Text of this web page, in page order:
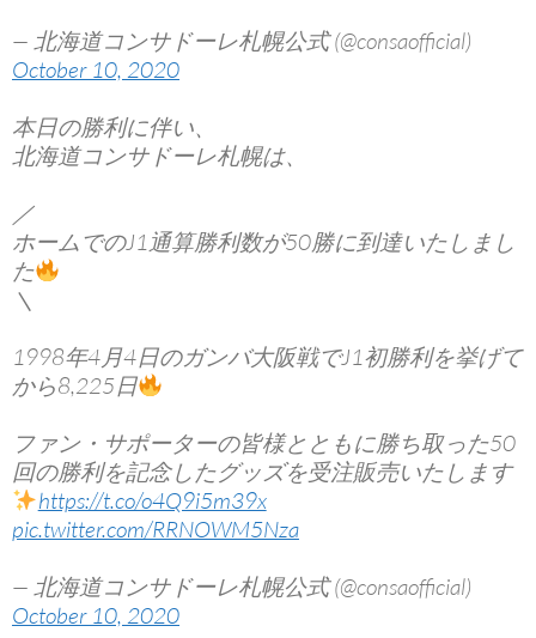
— 北海道コンサドーレ札幌公式 (@consaofficial)
October 10, 2020
本日の勝利に伴い、
北海道コンサドーレ札幌は、
／
ホームでのJ1通算勝利数が50勝に到達いたしまし
た
＼
1998年4月4日のガンバ大阪戦でJ1初勝利を挙げて
から8,225日
ファン・サポーターの皆様とともに勝ち取った50
回の勝利を記念したグッズを受注販売いたします
https://t.co/o4Q9i5m39x
pic.twitter.com/RRNOWM5Nza
— 北海道コンサドーレ札幌公式 (@consaofficial)
October 10, 2020